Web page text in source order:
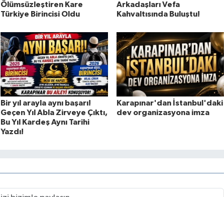
Ölümsüzleştiren Kare
Türkiye Birincisi Oldu
Arkadaşları Vefa
Kahvaltısında Buluştu!
Bir yıl arayla aynı başarı!
Geçen Yıl Abla Zirveye Çıktı,
Bu Yıl Kardeş Aynı Tarihi
Yazdı!
Karapınar'dan İstanbul'daki
dev organizasyona imza